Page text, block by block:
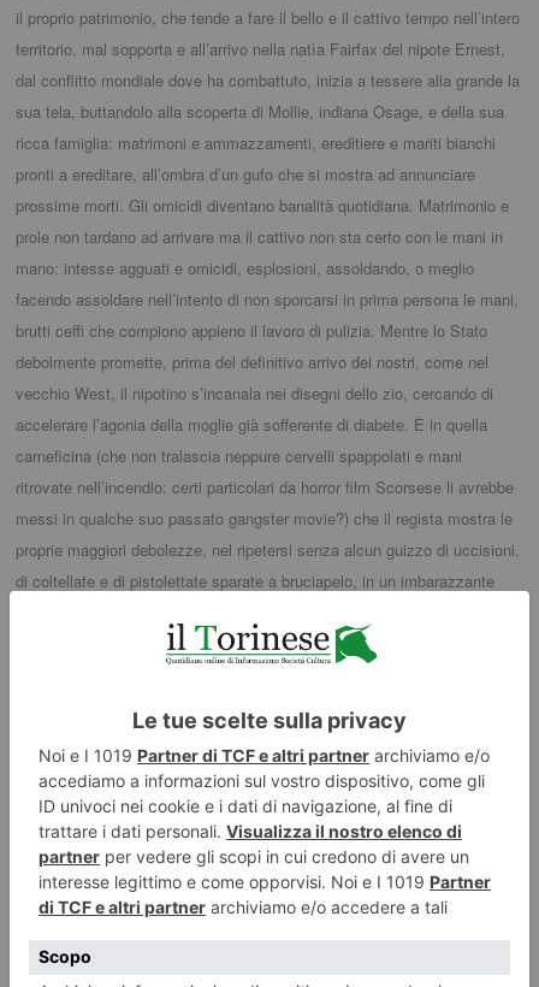
il proprio patrimonio, che tende a fare il bello e il cattivo tempo nell’intero
territorio, mal sopporta e all’arrivo nella natìa Fairfax del nipote Ernest,
dal conflitto mondiale dove ha combattuto, inizia a tessere alla grande la
sua tela, buttandolo alla scoperta di Mollie, indiana Osage, e della sua
ricca famiglia: matrimoni e ammazzamenti, ereditiere e mariti bianchi
pronti a ereditare, all’ombra d’un gufo che si mostra ad annunciare
prossime morti. Gli omicidi diventano banalità quotidiana. Matrimonio e
prole non tardano ad arrivare ma il cattivo non sta certo con le mani in
mano: intesse agguati e omicidi, esplosioni, assoldando, o meglio
facendo assoldare nell’intento di non sporcarsi in prima persona le mani,
brutti ceffi che compiono appieno il lavoro di pulizia. Mentre lo Stato
debolmente promette, prima del definitivo arrivo dei nostri, come nel
vecchio West, il nipotino s’incanala nei disegni dello zio, cercando di
accelerare l’agonia della moglie già sofferente di diabete. È in quella
carneficina (che non tralascia neppure cervelli spappolati e mani
ritrovate nell’incendio: certi particolari da horror film Scorsese li avrebbe
messi in qualche suo passato gangster movie?) che il regista mostra le
proprie maggiori debolezze, nel ripetersi senza alcun guizzo di uccisioni,
di coltellate e di pistolettate sparate a bruciapelo, in un imbarazzante
trasparire apertamente il loro esatto doppio poco oltre. E una cosa che,
un’autentica ”anima”, delle tante e differenti storie, da parte dell’anima
del regista, di una concreta partecipazione, che altrove – nelle
carneficine di “Goodfellas” e di “Gangs of New York”, nel ghigno del
Nicholson di “Departed”, nei pugni di “Toro scatenato”, nella grandezza
malefica di “Casinò” – ha avuto maggior peso. Pur nella descrizione di
quello stesso male.
Pur nelle zone d’ombra, si respirano attimi di “Nascita di una nazione” o
dei “Cancelli del cielo”, spruzzate del cinema di Sergio Leone e del
“Petroliere” e del “Gigante”, tutti quanti a mostrarci crudeltà, arrivismo,